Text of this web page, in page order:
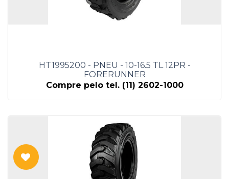
HT1995200 - PNEU - 10-16.5 TL 12PR -
FORERUNNER
Compre pelo tel. (11) 2602-1000